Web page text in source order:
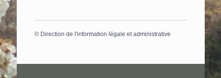
© Direction de l'information légale et administrative